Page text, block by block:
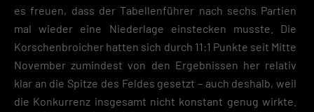
es freuen, dass der Tabellenführer nach sechs Partien
mal wieder eine Niederlage einstecken musste. Die
Korschenbroicher hatten sich durch 11:1 Punkte seit Mitte
November zumindest von den Ergebnissen her relativ
klar an die Spitze des Feldes gesetzt – auch deshalb, weil
die Konkurrenz insgesamt nicht konstant genug wirkte.